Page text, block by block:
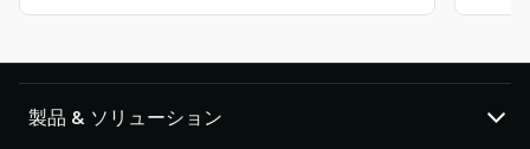
製品 & ソリューション